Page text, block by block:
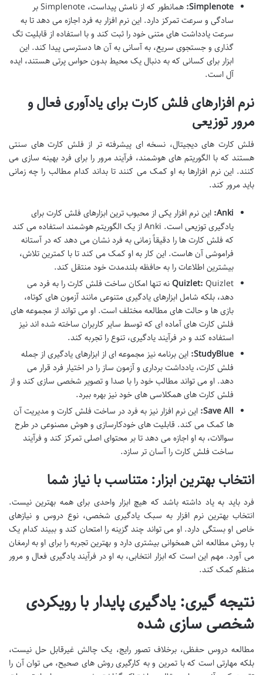
Simplenote:
همانطور که از نامش پیداست، Simplenote بر
سادگی و سرعت تمرکز دارد. این نرم افزار به فرد اجازه می دهد تا به
سرعت یادداشت های متنی خود را ثبت کند و با استفاده از قابلیت تگ
گذاری و جستجوی سریع، به آسانی به آن ها دسترسی پیدا کند. این
ابزار برای کسانی که به دنبال یک محیط بدون حواس پرتی هستند، ایده
آل است.
نرم افزارهای فلش کارت برای یادآوری فعال و
مرور توزیعی
فلش کارت های دیجیتال، نسخه ای پیشرفته تر از فلش کارت های سنتی
هستند که با الگوریتم های هوشمند، فرآیند مرور را برای فرد بهینه سازی می
کنند. این نرم افزارها به او کمک می کنند تا بداند کدام مطالب را چه زمانی
باید مرور کند.
Anki: این نرم افزار یکی از محبوب ترین ابزارهای فلش کارت برای
یادگیری توزیعی است. Anki از یک الگوریتم هوشمند استفاده می کند
که فلش کارت ها را دقیقاً زمانی به فرد نشان می دهد که در آستانه
فراموشی آن هاست. این کار به او کمک می کند تا با کمترین تلاش،
بیشترین اطلاعات را به حافظه بلندمدت خود منتقل کند.
Quizlet:Quizlet نه تنها امکان ساخت فلش کارت را به فرد می
دهد، بلکه شامل ابزارهای یادگیری متنوعی مانند آزمون های کوتاه،
بازی ها و حالت های مطالعه مختلف است. او می تواند از مجموعه های
فلش کارت های آماده ای که توسط سایر کاربران ساخته شده اند نیز
استفاده کند و در فرآیند یادگیری، تنوع را تجربه کند.
StudyBlue: این برنامه نیز مجموعه ای از ابزارهای یادگیری از جمله
فلش کارت، یادداشت برداری و آزمون ساز را در اختیار فرد قرار می
دهد. او می تواند مطالب خود را با صدا و تصویر شخصی سازی کند و از
فلش کارت های همکلاسی های خود نیز بهره ببرد.
Save All: این نرم افزار نیز به فرد در ساخت فلش کارت و مدیریت آن
ها کمک می کند. قابلیت های خودکارسازی و هوش مصنوعی در طرح
سوالات، به او اجازه می دهد تا بر محتوای اصلی تمرکز کند و فرآیند
ساخت فلش کارت را آسان تر سازد.
انتخاب بهترین ابزار: متناسب با نیاز شما
فرد باید به یاد داشته باشد که هیچ ابزار واحدی برای همه بهترین نیست.
انتخاب بهترین نرم افزار به سبک یادگیری شخصی، نوع دروس و نیازهای
خاص او بستگی دارد. او می تواند چند گزینه را امتحان کند و ببیند کدام یک
با روش مطالعه اش همخوانی بیشتری دارد و بهترین تجربه را برای او به ارمغان
می آورد. مهم این است که ابزار انتخابی، به او در فرآیند یادگیری فعال و مرور
منظم کمک کند.
نتیجه گیری: یادگیری پایدار با رویکردی
شخصی سازی شده
مطالعه دروس حفظی، برخلاف تصور رایج، یک چالش غیرقابل حل نیست،
بلکه مهارتی است که با تمرین و به کارگیری روش های صحیح، می توان آن را